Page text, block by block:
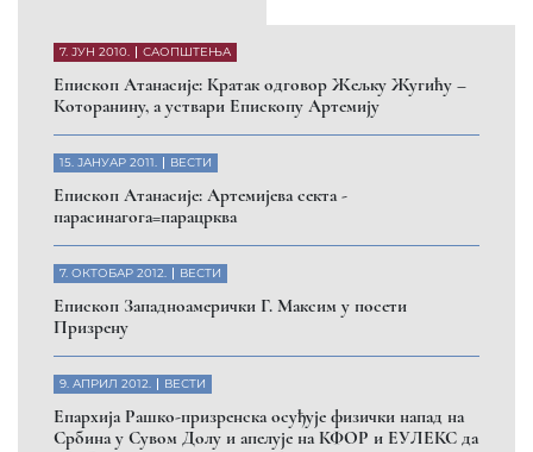
7. ЈУН 2010. САОПШТЕЊА
Eпископ Атанасије: Кратак одговор Жељку Жугићу –
Которанину, а уствари Епископу Артемију
15. ЈАНУАР 2011. ВЕСТИ
Eпископ Атанасије: Артемијева секта -
парасинагога=парацрква
7. ОКТОБАР 2012. ВЕСТИ
Eпископ Западноамерички Г. Максим у посети
Призрену
9. АПРИЛ 2012. ВЕСТИ
Eпархија Рашко-призренска осуђује физички напад на
Србина у Сувом Долу и апелује на КФОР и ЕУЛЕКС да